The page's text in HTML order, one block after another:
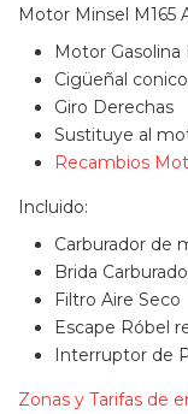
Motor Minsel M165
Motor Gasolina
Cigüeñal
Giro Derechas
Sustituye al
Recambios
Incluido:
Carburador de
Brida
Filtro Aire Seco
Escape Róbel
Interruptor de
Zonas y Tarifas de